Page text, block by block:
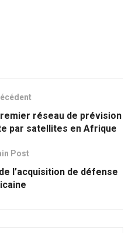
réseau de prévision
par satellites en Afrique
Post
l’acquisition de défense